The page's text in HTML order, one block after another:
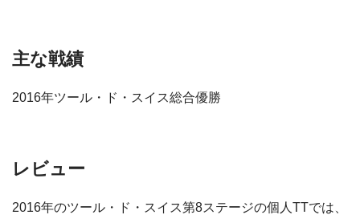
主な戦績
2016年ツール・ド・スイス総合優勝
レビュー
2016年のツール・ド・スイス第8ステージの個人TTでは、